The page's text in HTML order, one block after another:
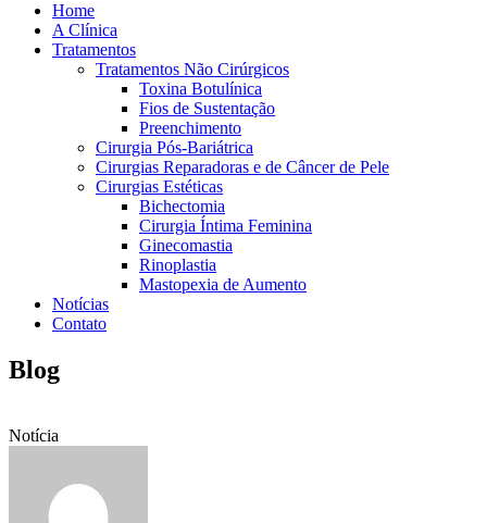
Home
A Clínica
Tratamentos
Tratamentos Não Cirúrgicos
Toxina Botulínica
Fios de Sustentação
Preenchimento
Cirurgia Pós-Bariátrica
Cirurgias Reparadoras e de Câncer de Pele
Cirurgias Estéticas
Bichectomia
Cirurgia Íntima Feminina
Ginecomastia
Rinoplastia
Mastopexia de Aumento
Notícias
Contato
Blog
Notícia